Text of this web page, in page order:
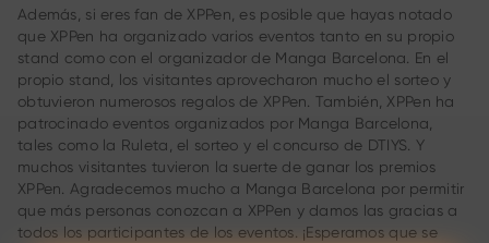
Además, si eres fan de XPPen, es posible que hayas notado
que XPPen ha organizado varios eventos tanto en su propio
stand como con el organizador de Manga Barcelona. En el
propio stand, los visitantes aprovecharon mucho el sorteo y
obtuvieron numerosos regalos de XPPen. También, XPPen ha
patrocinado eventos organizados por Manga Barcelona,
tales como la Ruleta, el sorteo y el concurso de DTIYS. Y
muchos visitantes tuvieron la suerte de ganar los premios
XPPen. Agradecemos mucho a Manga Barcelona por permitir
que más personas conozcan a XPPen y damos las gracias a
todos los participantes de los eventos. ¡Esperamos que se